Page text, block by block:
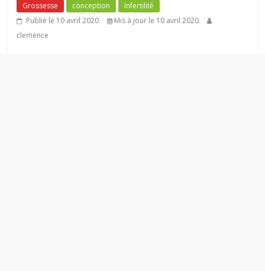
Grossesse conception
Infertilité
Publié le 10 avril 2020
Mis à jour le 10 avril 2020
clemence